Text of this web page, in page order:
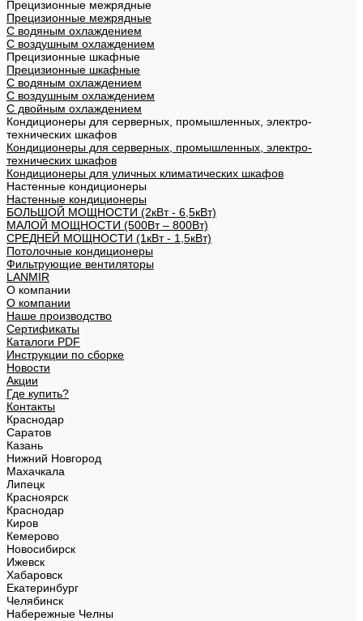
Прецизионные межрядные
Прецизионные межрядные
С водяным охлаждением
С воздушным охлаждением
Прецизионные шкафные
Прецизионные шкафные
С водяным охлаждением
С воздушным охлаждением
С двойным охлаждением
Кондиционеры для серверных, промышленных, электро-
технических шкафов
Кондиционеры для серверных, промышленных, электро-
технических шкафов
Кондиционеры для уличных климатических шкафов
Настенные кондиционеры
Настенные кондиционеры
БОЛЬШОЙ МОЩНОСТИ (2кВт - 6,5кВт)
МАЛОЙ МОЩНОСТИ (500Вт – 800Вт)
СРЕДНЕЙ МОЩНОСТИ (1кВт - 1,5кВт)
Потолочные кондиционеры
Фильтрующие вентиляторы
LANMIR
О компании
О компании
Наше производство
Сертификаты
Каталоги PDF
Инструкции по сборке
Новости
Акции
Где купить?
Контакты
Краснодар
Саратов
Казань
Нижний Новгород
Махачкала
Липецк
Красноярск
Краснодар
Киров
Кемерово
Новосибирск
Ижевск
Хабаровск
Екатеринбург
Челябинск
Набережные Челны